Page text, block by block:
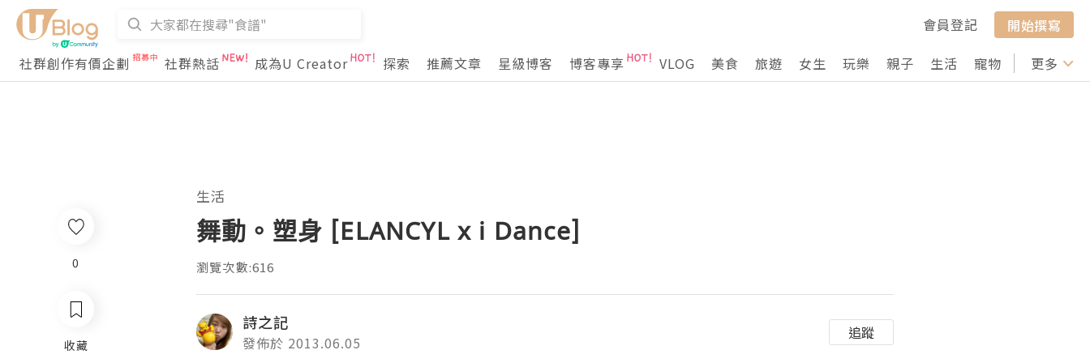
會員登記
開始撰寫
社群創作有價企劃
社群熱話 成為U Creator 探索 推薦文章 星級博客 博客專享 VLOG 美食 旅遊 女生 玩樂 親子 生活 寵物 行山 打卡
更多
生活
舞動。塑身 [ELANCYL x i Dance]
瀏覽次數:616
詩之記
發佈於 2013.06.05
追蹤
0
收藏